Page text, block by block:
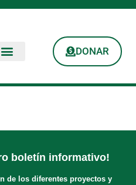
DONAR
boletín informativo!
de los diferentes proyectos y